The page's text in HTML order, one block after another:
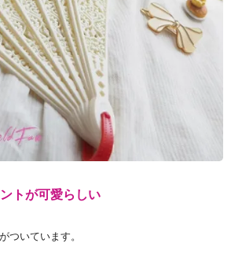
トが可愛らしい
ついています。